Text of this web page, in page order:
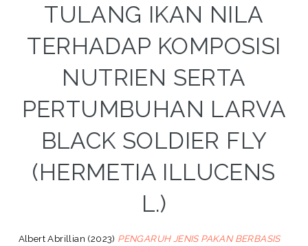
TULANG IKAN NILA
TERHADAP KOMPOSISI
NUTRIEN SERTA
PERTUMBUHAN LARVA
BLACK SOLDIER FLY
(HERMETIA ILLUCENS
L.)
Albert Abrillian (2023) PENGARUH JENIS PAKAN BERBASIS